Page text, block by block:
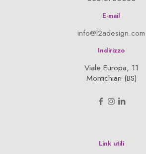
E-mail
info@l2adesign.com
Indirizzo
Viale Europa, 11
Montichiari (BS)
Link utili